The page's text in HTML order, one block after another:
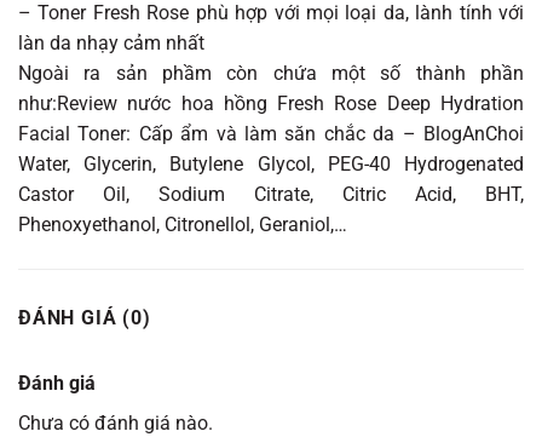
– Toner Fresh Rose phù hợp với mọi loại da, lành tính với
làn da nhạy cảm nhất
Ngoài ra sản phầm còn chứa một số thành phần
như:Review nước hoa hồng Fresh Rose Deep Hydration
Facial Toner: Cấp ẩm và làm săn chắc da – BlogAnChoi
Water, Glycerin, Butylene Glycol, PEG-40 Hydrogenated
Castor Oil, Sodium Citrate, Citric Acid, BHT,
Phenoxyethanol, Citronellol, Geraniol,…
ĐÁNH GIÁ (0)
Đánh giá
Chưa có đánh giá nào.